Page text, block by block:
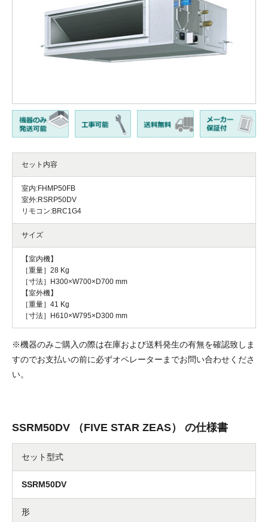
セット内容
室内:FHMP50FB
室外:RSRP50DV
リモコン:BRC1G4
サイズ
【室内機】
［重量］28 Kg
［寸法］H300×W700×D700 mm
【室外機】
［重量］41 Kg
［寸法］H610×W795×D300 mm
※機器のみご購入の際は在庫および送料発生の有無を確認致しま
すのでお支払いの前に必ずオペレーターまでお問い合わせくださ
い。
SSRM50DV （FIVE STAR ZEAS） の仕様書
セット型式
SSRM50DV
形